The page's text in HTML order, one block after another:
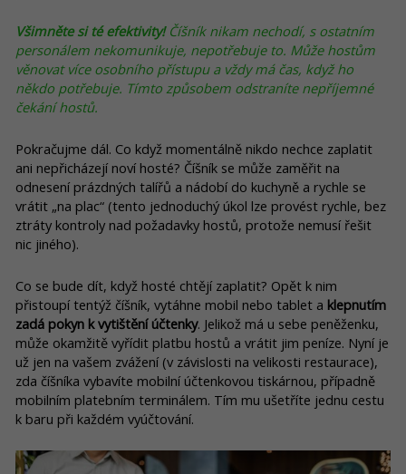
Všimněte si té efektivity!Číšník nikam nechodí, s ostatním
personálem nekomunikuje, nepotřebuje to. Může hostům
věnovat více osobního přístupu a vždy má čas, když ho
někdo potřebuje. Tímto způsobem odstraníte nepříjemné
čekání hostů.
Pokračujme dál. Co když momentálně nikdo nechce zaplatit
ani nepřicházejí noví hosté? Číšník se může zaměřit na
odnesení prázdných talířů a nádobí do kuchyně a rychle se
vrátit „na plac“ (tento jednoduchý úkol lze provést rychle, bez
ztráty kontroly nad požadavky hostů, protože nemusí řešit
nic jiného).
Co se bude dít, když hosté chtějí zaplatit? Opět k nim
přistoupí tentýž číšník, vytáhne mobil nebo tablet a klepnutím
zadá pokyn k vytištění účtenky. Jelikož má u sebe peněženku,
může okamžitě vyřídit platbu hostů a vrátit jim peníze. Nyní je
už jen na vašem zvážení (v závislosti na velikosti restaurace),
zda číšníka vybavíte mobilní účtenkovou tiskárnou, případně
mobilním platebním terminálem. Tím mu ušetříte jednu cestu
k baru při každém vyúčtování.